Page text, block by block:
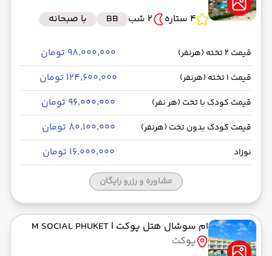
4 ستاره
2 شب BB با صبحانه
قیمت 2 تخته (هرنفر) ۹۸٬۰۰۰٬۰۰۰ تومان
قیمت 1 تخته (هرنفر) ۱۲۴٬۶۰۰٬۰۰۰ تومان
قیمت کودک با تخت (هر نفر) ۹۶٬۰۰۰٬۰۰۰ تومان
قیمت کودک بدون تخت (هرنفر) ۸۰٬۱۰۰٬۰۰۰ تومان
نوزاد ۱۶٬۰۰۰٬۰۰۰ تومان
مشاوره و رزرو رایگان
ام سوشال هتل پوکت | M SOCIAL PHUKET
پوکت